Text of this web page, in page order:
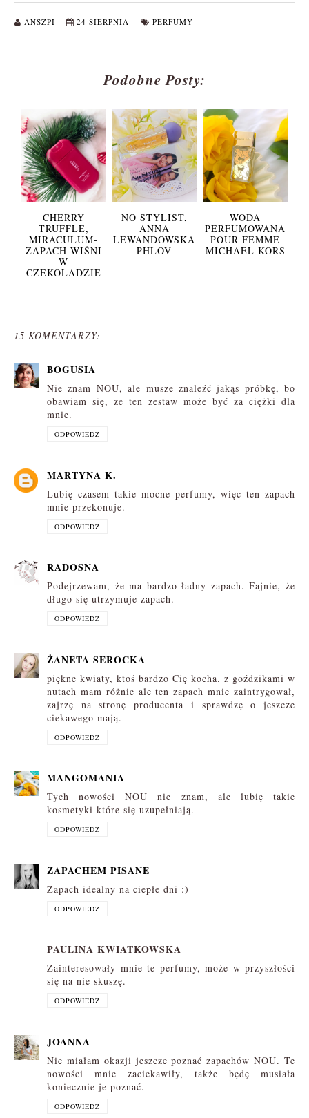
ANSZPI 24 SIERPNIA PERFUMY
Podobne Posty:
CHERRY
TRUFFLE,
MIRACULUM-
ZAPACH WIŚNI
W
CZEKOLADZIE
NO STYLIST,
ANNA
LEWANDOWSKA
PHLOV
WODA
PERFUMOWANA
POUR FEMME
MICHAEL KORS
15 KOMENTARZY:
BOGUSIA
Nie znam NOU, ale musze znaleźć jakąs próbkę, bo
obawiam się, ze ten zestaw może być za ciężki dla
mnie.
ODPOWIEDZ
MARTYNA K.
Lubię czasem takie mocne perfumy, więc ten zapach
mnie przekonuje.
ODPOWIEDZ
RADOSNA
Podejrzewam, że ma bardzo ładny zapach. Fajnie, że
długo się utrzymuje zapach.
ODPOWIEDZ
ŻANETA SEROCKA
piękne kwiaty, ktoś bardzo Cię kocha. z goździkami w
nutach mam różnie ale ten zapach mnie zaintrygował,
zajrzę na stronę producenta i sprawdzę o jeszcze
ciekawego mają.
ODPOWIEDZ
MANGOMANIA
Tych nowości NOU nie znam, ale lubię takie
kosmetyki które się uzupełniają.
ODPOWIEDZ
ZAPACHEM PISANE
Zapach idealny na ciepłe dni :)
ODPOWIEDZ
PAULINA KWIATKOWSKA
Zainteresowały mnie te perfumy, może w przyszłości
się na nie skuszę.
ODPOWIEDZ
JOANNA
Nie miałam okazji jeszcze poznać zapachów NOU. Te
nowości mnie zaciekawiły, także będę musiała
koniecznie je poznać.
ODPOWIEDZ